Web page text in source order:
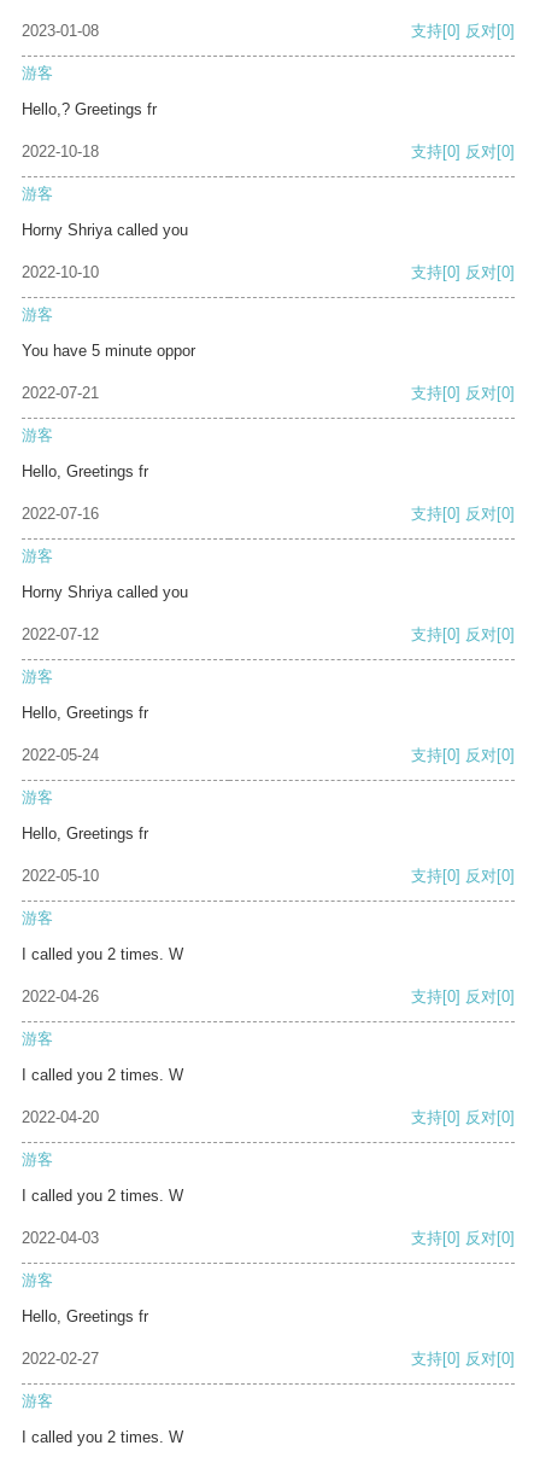
2023-01-08 支持[0] 反对[0]
游客
Hello,? Greetings fr
2022-10-18 支持[0] 反对[0]
游客
Horny Shriya called you
2022-10-10 支持[0] 反对[0]
游客
You have 5 minute oppor
2022-07-21 支持[0] 反对[0]
游客
Hello, Greetings fr
2022-07-16 支持[0] 反对[0]
游客
Horny Shriya called you
2022-07-12 支持[0] 反对[0]
游客
Hello, Greetings fr
2022-05-24 支持[0] 反对[0]
游客
Hello, Greetings fr
2022-05-10 支持[0] 反对[0]
游客
I called you 2 times. W
2022-04-26 支持[0] 反对[0]
游客
I called you 2 times. W
2022-04-20 支持[0] 反对[0]
游客
I called you 2 times. W
2022-04-03 支持[0] 反对[0]
游客
Hello, Greetings fr
2022-02-27 支持[0] 反对[0]
游客
I called you 2 times. W